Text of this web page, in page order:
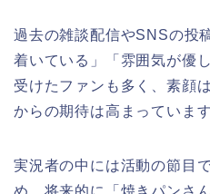
過去の雑談配信やSNSの投
着いている」「雰囲気が優
受けたファンも多く、素顔
からの期待は高まっています
実況者の中には活動の節目